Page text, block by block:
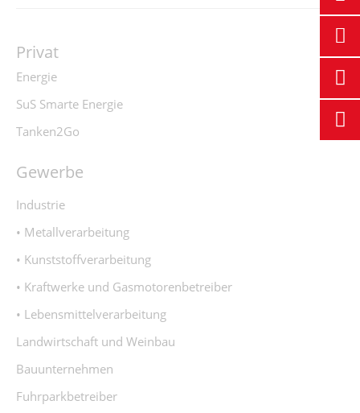
Privat
Energie
SuS Smarte Energie
Tanken2Go
Gewerbe
Industrie
• Metallverarbeitung
• Kunststoffverarbeitung
• Kraftwerke und Gasmotorenbetreiber
• Lebensmittelverarbeitung
Landwirtschaft und Weinbau
Bauunternehmen
Fuhrparkbetreiber